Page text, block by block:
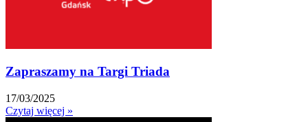
Zapraszamy na Targi Triada
17/03/2025
Czytaj więcej »